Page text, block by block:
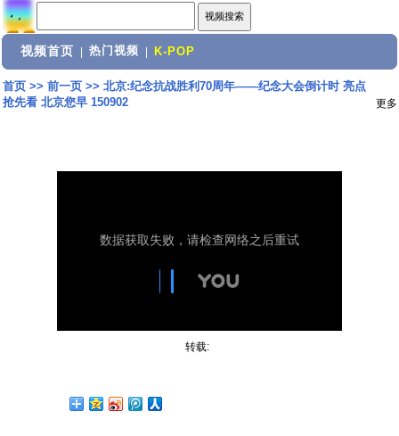
视频首页 热门视频 K-POP
首页>> 前一页>> 北京:纪念抗战胜利70周年——纪念大会倒计时 亮点
抢先看 北京您早 150902
更多
转载: